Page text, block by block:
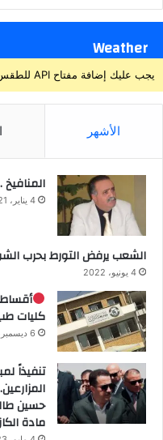
Weather
يجب عليك إضافة مفتاح API للطقس من خلال صفحة إعدادات القالب > الدمج.
الأشهر
المنافيخ
4 يناير، 2021
الشعب يرفض التورط بحرب
4 يونيو، 2022
أقساط
كليات
6 ديسمبر، 2021
تنفيذاً
حسين
مادة